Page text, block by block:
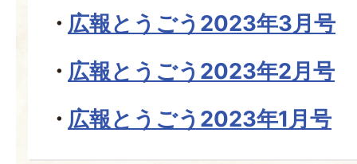
広報とうごう2023年3月号
広報とうごう2023年2月号
広報とうごう2023年1月号